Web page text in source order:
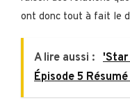
ont donc tout à fait le
A lire aussi : 'Star
Épisode 5